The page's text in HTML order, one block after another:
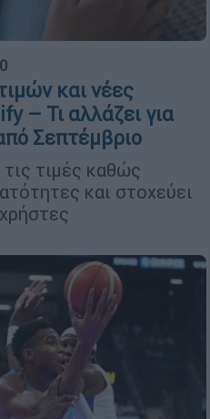
και νέες
– Τι αλλάζει για
Σεπτέμβριο
τιμές καθώς
και στοχεύει